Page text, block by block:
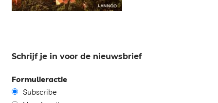
Schrijf je in voor de nieuwsbrief
Formulieractie
Subscribe